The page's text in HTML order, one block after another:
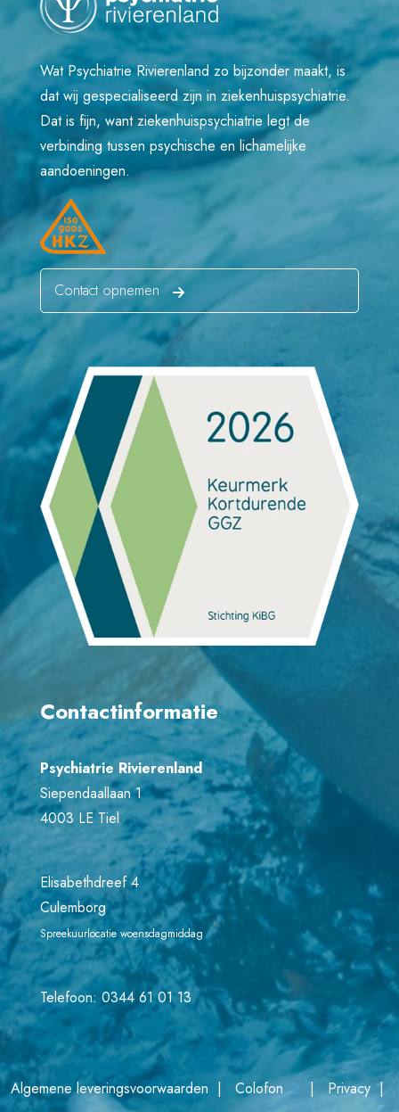
Wat Psychiatrie Rivierenland zo bijzonder maakt, is
dat wij gespecialiseerd zijn in ziekenhuispsychiatrie.
Dat is fijn, want ziekenhuispsychiatrie legt de
verbinding tussen psychische en lichamelijke
aandoeningen.
Contact opnemen
Contactinformatie
Psychiatrie Rivierenland
Siependaallaan 1
4003 LE Tiel
Elisabethdreef 4
Culemborg
Spreekuurlocatie woensdagmiddag
Telefoon: 0344 61 01 13
Algemene leveringsvoorwaarden | Colofon|Privacy|